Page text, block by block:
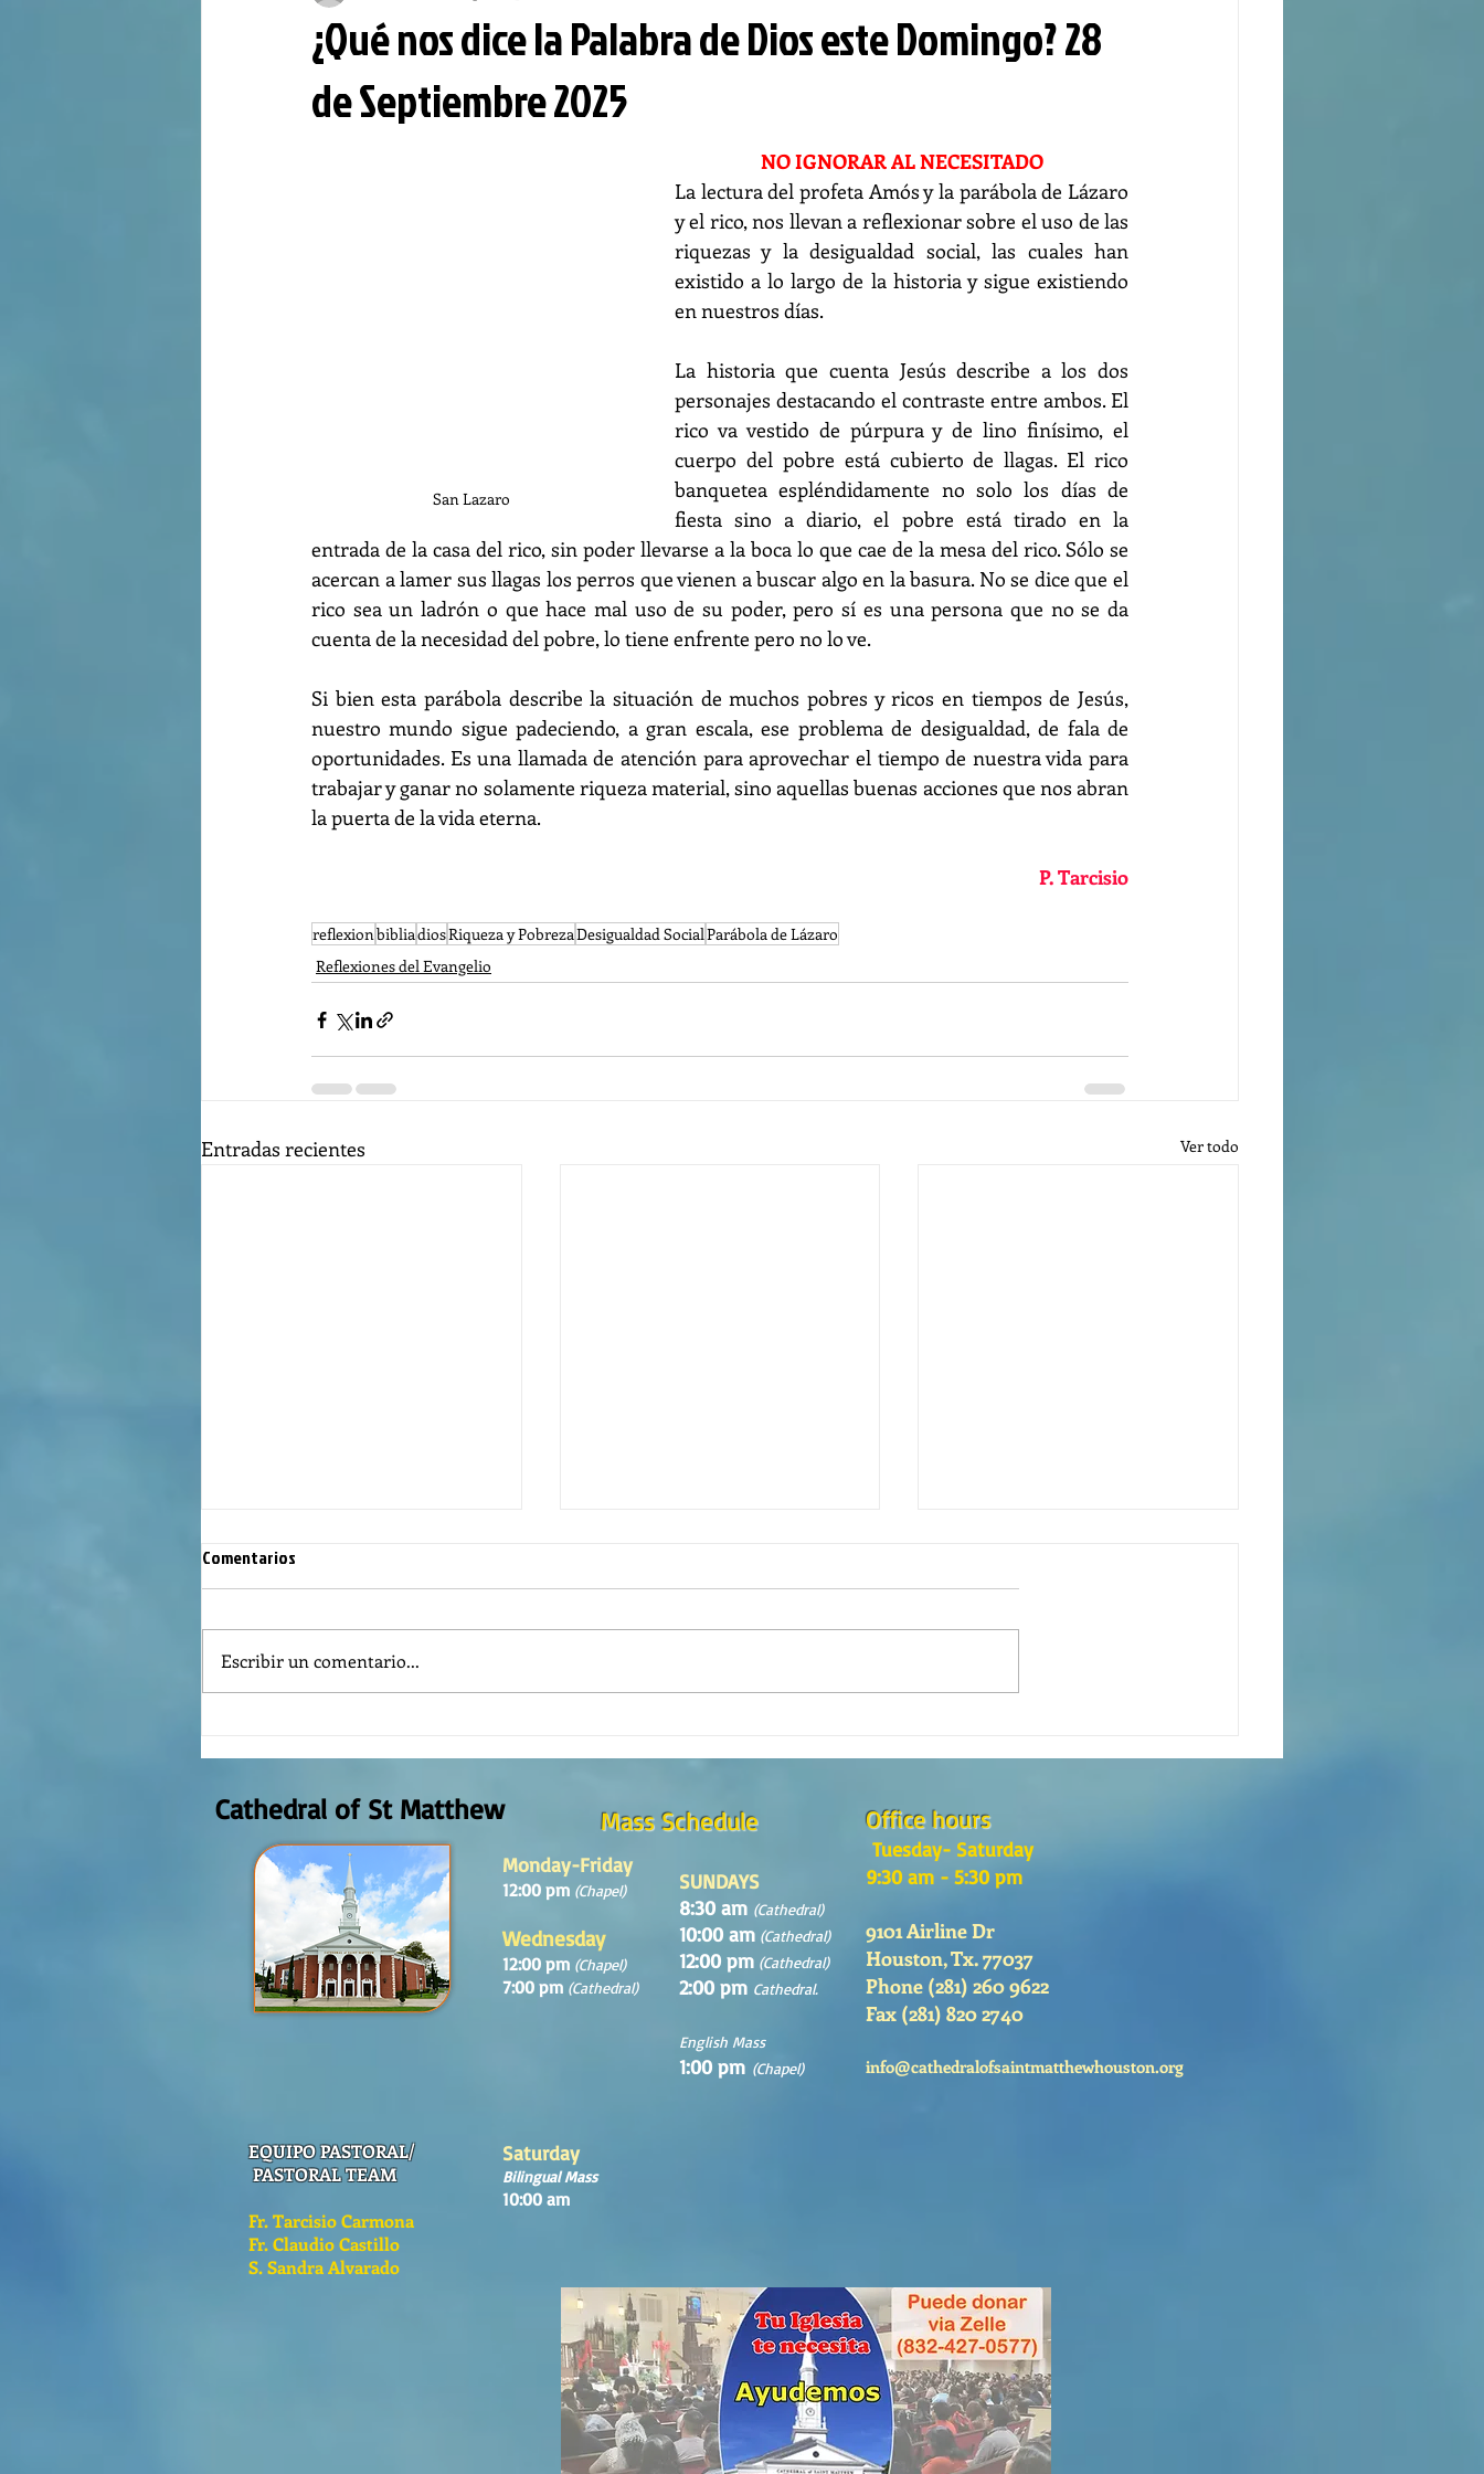
¿Qué nos dice la Palabra de Dios este Domingo? 28
de Septiembre 2025
San Lazaro
NO IGNORAR AL NECESITADO
La lectura del profeta Amós y la parábola de Lázaro
y el rico, nos llevan a reflexionar sobre el uso de las
riquezas y la desigualdad social, las cuales han
existido a lo largo de la historia y sigue existiendo
en nuestros días.
La historia que cuenta Jesús describe a los dos
personajes destacando el contraste entre ambos. El
rico va vestido de púrpura y de lino finísimo, el
cuerpo del pobre está cubierto de llagas. El rico
banquetea espléndidamente no solo los días de
fiesta sino a diario, el pobre está tirado en la
entrada de la casa del rico, sin poder llevarse a la boca lo que cae de la mesa del rico. Sólo se
acercan a lamer sus llagas los perros que vienen a buscar algo en la basura. No se dice que el
rico sea un ladrón o que hace mal uso de su poder, pero sí es una persona que no se da
cuenta de la necesidad del pobre, lo tiene enfrente pero no lo ve.
Si bien esta parábola describe la situación de muchos pobres y ricos en tiempos de Jesús,
nuestro mundo sigue padeciendo, a gran escala, ese problema de desigualdad, de fala de
oportunidades. Es una llamada de atención para aprovechar el tiempo de nuestra vida para
trabajar y ganar no solamente riqueza material, sino aquellas buenas acciones que nos abran
la puerta de la vida eterna.
P. Tarcisio
reflexionbibliadiosRiqueza y PobrezaDesigualdad SocialParábola de Lázaro
Reflexiones del Evangelio
Entradas recientes Ver todo
AUGUST 2nd, 2026
Domingo 2 de Agosto 2026
Domingo 26 de Julio, 2026
Comentarios
Escribir un comentario...
Cathedral of St Matthew Mass Schedule
Monday-Friday
12:00 pm (Chapel)
Wednesday
12:00 pm (Chapel)
7:00 pm (Cathedral)
SUNDAYS
8:30 am (Cathedral)
10:00 am (Cathedral)
12:00 pm (Cathedral)
2:00 pm Cathedral.
English Mass
1:00 pm (Chapel)
Office hours
Tuesday- Saturday
9:30 am - 5:30 pm
9101 Airline Dr
Houston, Tx. 77037
Phone (281) 260 9622
Fax (281) 820 2740
info@cathedralofsaintmatthewhouston.org
EQUIPO PASTORAL/
PASTORAL TEAM
Fr. Tarcisio Carmona
Fr. Claudio Castillo
S. Sandra Alvarado
Saturday
Bilingual Mass
10:00 am